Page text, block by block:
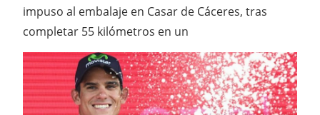
impuso al embalaje en Casar de Cáceres, tras
completar 55 kilómetros en un